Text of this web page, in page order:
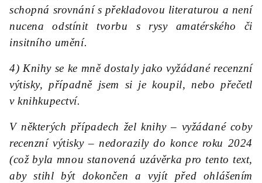
schopná srovnání s překladovou literaturou a není
nucena odstínit tvorbu s rysy amatérského či
insitního umění.
4) Knihy se ke mně dostaly jako vyžádané recenzní
výtisky, případně jsem si je koupil, nebo přečetl
v knihkupectví.
V některých případech žel knihy – vyžádané coby
recenzní výtisky – nedorazily do konce roku 2024
(což byla mnou stanovená uzávěrka pro tento text,
aby stihl být dokončen a vyjít před ohlášením